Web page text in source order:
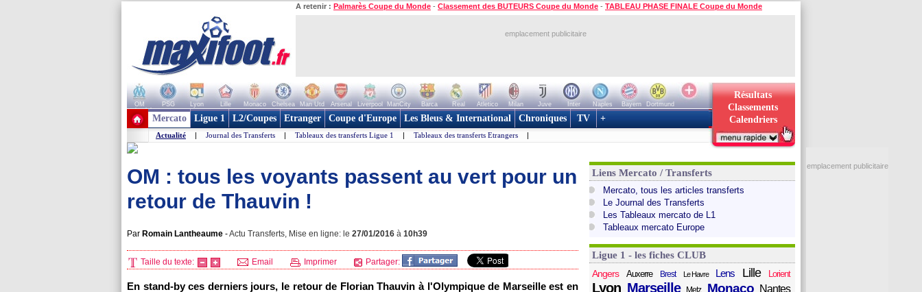
A retenir : Palmarès Coupe du Monde - Classement des BUTEURS Coupe du Monde - TABLEAU PHASE FINALE Coupe du Monde
emplacement publicitaire
OM PSG Lyon Lille Monaco Chelsea Man Utd Arsenal Liverpool ManCity Barca Real Atletico Milan Juve Inter Naples Bayern
Dortmund
+ de clubs
Résultats
Classements
Calendriers
Mercato Ligue 1 L2/Coupes Etranger Coupe d'Europe Les Bleus & International Chroniques TV +
Actualité | Journal des Transferts | Tableaux des transferts Ligue 1 | Tableaux des transferts Etrangers |
OM : tous les voyants passent au vert pour un
retour de Thauvin !
Par Romain Lantheaume -Actu Transferts, Mise en ligne: le 27/01/2016 à 10h39
Taille du texte: Email Imprimer Partager:
En stand-by ces derniers jours, le retour de Florian Thauvin à l'Olympique de Marseille est en
Liens Mercato / Transferts
Mercato, tous les articles transferts
Le Journal des Transferts
Les Tableaux mercato de L1
Tableaux mercato Europe
Ligue 1 - les fiches CLUB
Angers
Auxerre Brest Le Havre Lens Lille Lorient
Lyon Marseille Metz Monaco Nantes
emplacement publicitaire